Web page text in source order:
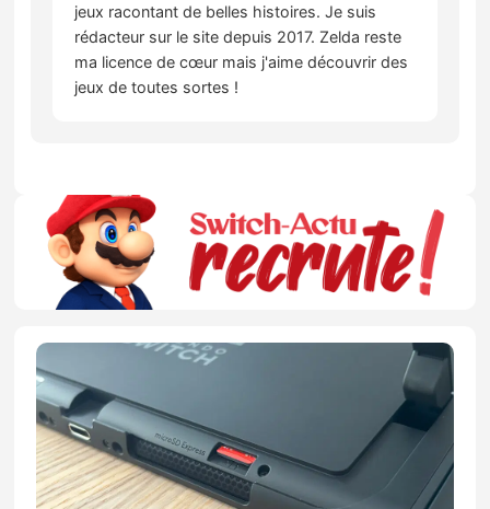
jeux racontant de belles histoires. Je suis
rédacteur sur le site depuis 2017. Zelda reste
ma licence de cœur mais j'aime découvrir des
jeux de toutes sortes !